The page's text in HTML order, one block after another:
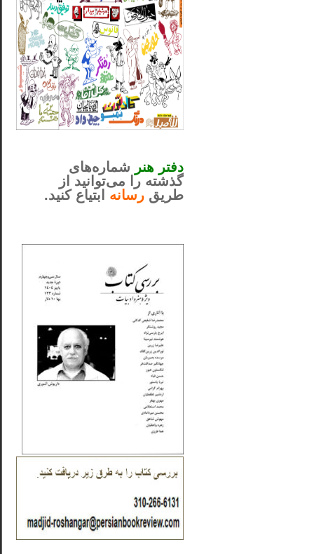
دفتر هنر شماره‌های
گذشته را می‌توانید از
طریق رسانه ابتیاع کنید.